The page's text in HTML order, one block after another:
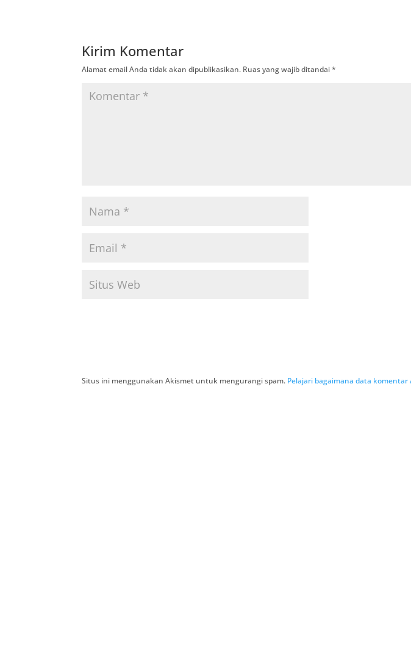
Kirim Komentar
Alamat email Anda tidak akan dipublikasikan. Ruas yang wajib ditandai*
Situs ini menggunakan Akismet untuk mengurangi spam. Pelajari bagaimana data komentar